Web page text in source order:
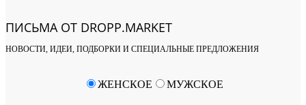
ПИСЬМА ОТ DROPP.MARKET
НОВОСТИ, ИДЕИ, ПОДБОРКИ И СПЕЦИАЛЬНЫЕ ПРЕДЛОЖЕНИЯ
ЖЕНСКОЕ МУЖСКОЕ